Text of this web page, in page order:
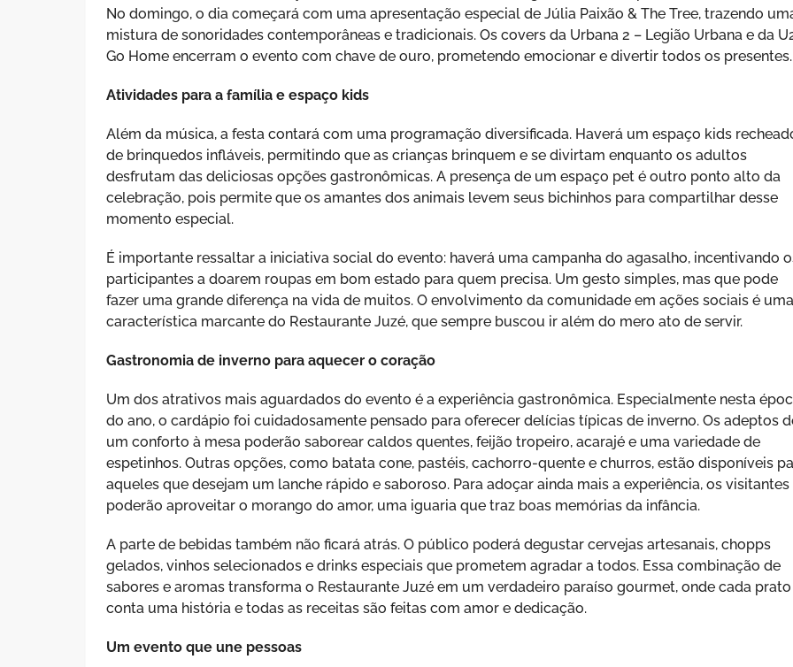
No domingo, o dia começará com uma apresentação especial de Júlia Paixão & The Tree, trazendo
mistura de sonoridades contemporâneas e tradicionais. Os covers da Urbana 2 – Legião Urbana e da
Go Home encerram o evento com chave de ouro, prometendo emocionar e divertir todos os presentes.
Atividades para a família e espaço kids
Além da música, a festa contará com uma programação diversificada. Haverá um espaço kids
de brinquedos infláveis, permitindo que as crianças brinquem e se divirtam enquanto os adultos
desfrutam das deliciosas opções gastronômicas. A presença de um espaço pet é outro ponto alto da
celebração, pois permite que os amantes dos animais levem seus bichinhos para compartilhar desse
momento especial.
É importante ressaltar a iniciativa social do evento: haverá uma campanha do agasalho, incentivando
participantes a doarem roupas em bom estado para quem precisa. Um gesto simples, mas que pode
fazer uma grande diferença na vida de muitos. O envolvimento da comunidade em ações sociais é uma
característica marcante do Restaurante Juzé, que sempre buscou ir além do mero ato de servir.
Gastronomia de inverno para aquecer o coração
Um dos atrativos mais aguardados do evento é a experiência gastronômica. Especialmente nesta
do ano, o cardápio foi cuidadosamente pensado para oferecer delícias típicas de inverno. Os adeptos
um conforto à mesa poderão saborear caldos quentes, feijão tropeiro, acarajé e uma variedade de
espetinhos. Outras opções, como batata cone, pastéis, cachorro-quente e churros, estão disponíveis
aqueles que desejam um lanche rápido e saboroso. Para adoçar ainda mais a experiência, os visitantes
poderão aproveitar o morango do amor, uma iguaria que traz boas memórias da infância.
A parte de bebidas também não ficará atrás. O público poderá degustar cervejas artesanais, chopps
gelados, vinhos selecionados e drinks especiais que prometem agradar a todos. Essa combinação de
sabores e aromas transforma o Restaurante Juzé em um verdadeiro paraíso gourmet, onde cada prato
conta uma história e todas as receitas são feitas com amor e dedicação.
Um evento que une pessoas